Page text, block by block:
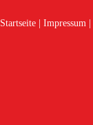
Startseite
Impressum